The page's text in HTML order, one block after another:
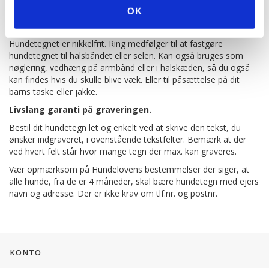
OK
Graverede hundetegn sendes altid med Postnord som
brevpost - leveringstid oftest 5-10 hverdage
Hundetegnet er nikkelfrit. Ring medfølger til at fastgøre
hundetegnet til halsbåndet eller selen. Kan også bruges som
nøglering, vedhæng på armbånd eller i halskæden, så du også
kan findes hvis du skulle blive væk. Eller til påsættelse på dit
barns taske eller jakke.
Livslang garanti på graveringen.
Bestil dit hundetegn let og enkelt ved at skrive den tekst, du
ønsker indgraveret, i ovenstående tekstfelter. Bemærk at der
ved hvert felt står hvor mange tegn der max. kan graveres.
Vær opmærksom på Hundelovens bestemmelser der siger, at
alle hunde, fra de er 4 måneder, skal bære hundetegn med ejers
navn og adresse. Der er ikke krav om tlf.nr. og postnr.
KONTO